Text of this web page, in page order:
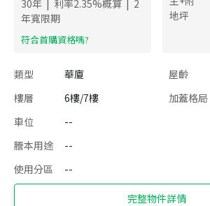
30年 | 利率2.35%概算 | 2
年寬限期
​符合首購資格嗎?
地坪
類型 華廈 屋齡
樓層
6樓/7樓 加蓋格局
車位
--
謄本用途
--
使用分區
--
完整物件詳情